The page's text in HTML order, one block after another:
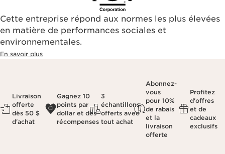
Cette entreprise répond aux normes les plus élevées
en matière de performances sociales et
environnementales.​
En savoir plus
Livraison
offerte
dès 50 $
d'achat
Gagnez 10
points par
dollar et des
récompenses
3
échantillons
offerts avec
tout achat
Abonnez-
vous
pour 10%
de rabais
et la
livraison
offerte
Profitez
d'offres
et de
cadeaux
exclusifs